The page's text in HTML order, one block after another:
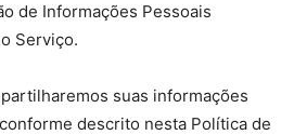
de Informações Pessoais
Serviço.
suas informações
descrito nesta Política de